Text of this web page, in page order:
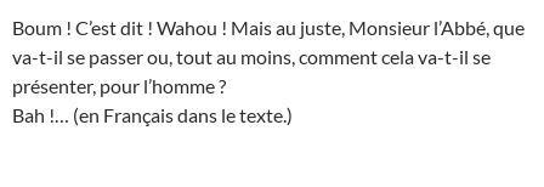
Boum ! C’est dit ! Wahou ! Mais au juste, Monsieur l’Abbé, que
va-t-il se passer ou, tout au moins, comment cela va-t-il se
présenter, pour l’homme ?
Bah !… (en Français dans le texte.)